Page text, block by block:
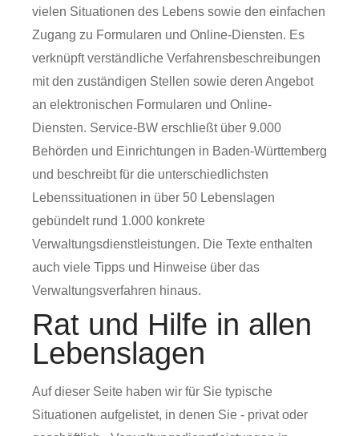
vielen Situationen des Lebens sowie den einfachen
Zugang zu Formularen und Online-Diensten. Es
verknüpft verständliche Verfahrensbeschreibungen
mit den zuständigen Stellen sowie deren Angebot
an elektronischen Formularen und Online-
Diensten. Service-BW erschließt über 9.000
Behörden und Einrichtungen in Baden-Württemberg
und beschreibt für die unterschiedlichsten
Lebenssituationen in über 50 Lebenslagen
gebündelt rund 1.000 konkrete
Verwaltungsdienstleistungen. Die Texte enthalten
auch viele Tipps und Hinweise über das
Verwaltungsverfahren hinaus.
Rat und Hilfe in allen
Lebenslagen
Auf dieser Seite haben wir für Sie typische
Situationen aufgelistet, in denen Sie - privat oder